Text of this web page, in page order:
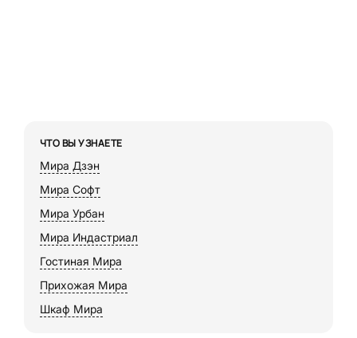
ЧТО ВЫ УЗНАЕТЕ
Мира Дзэн
Мира Софт
Мира Урбан
Мира Индастриал
Гостиная Мира
Прихожая Мира
Шкаф Мира